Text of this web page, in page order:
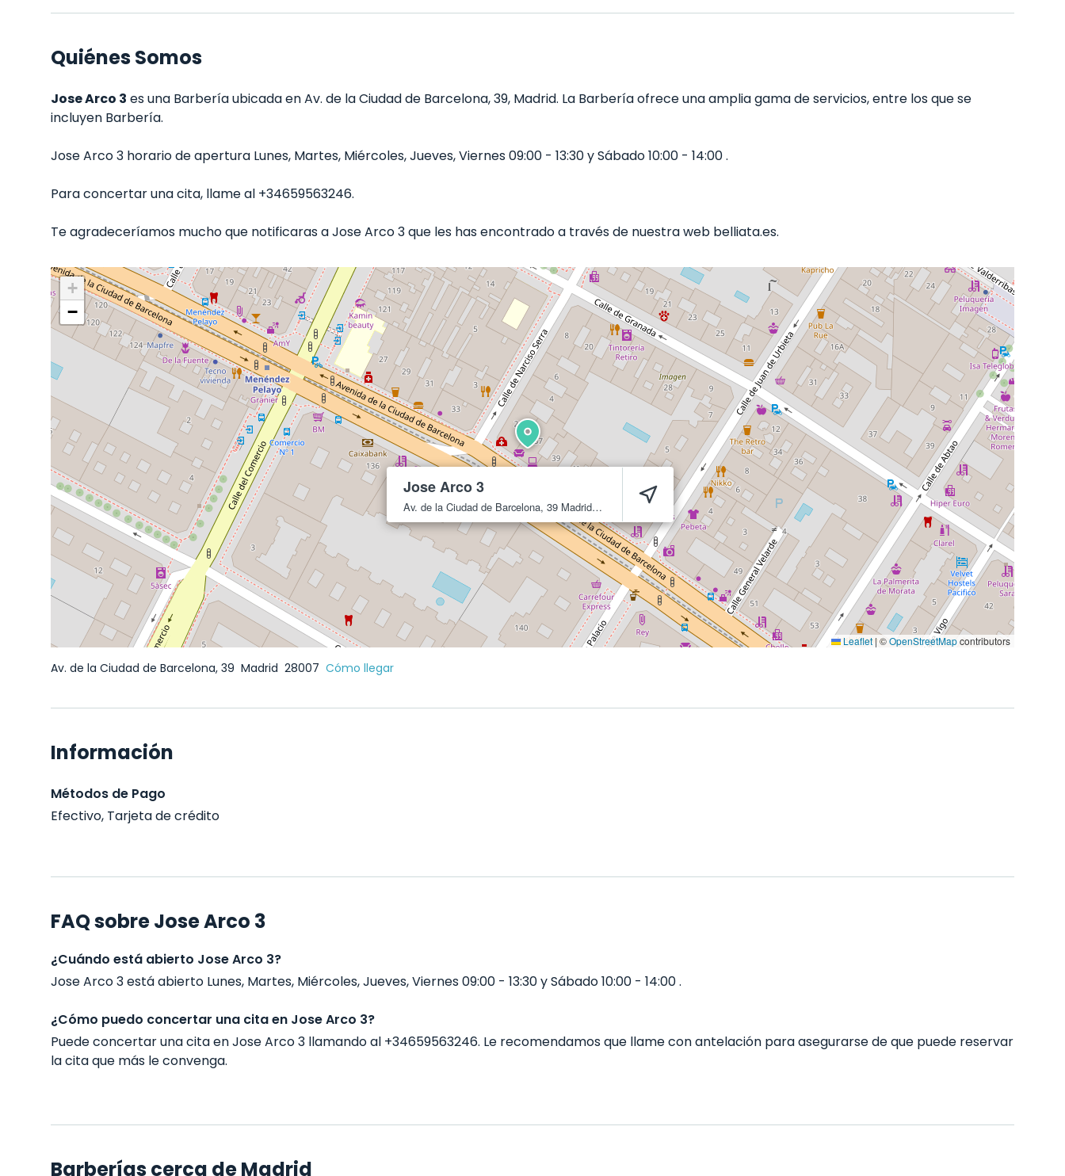
Quiénes Somos
Jose Arco 3 es una Barbería ubicada en Av. de la Ciudad de Barcelona, 39, Madrid. La Barbería ofrece una amplia gama de servicios, entre los que se
incluyen Barbería.
Jose Arco 3 horario de apertura Lunes, Martes, Miércoles, Jueves, Viernes 09:00 - 13:30 y Sábado 10:00 - 14:00 .
Para concertar una cita, llame al +34659563246.
Te agradeceríamos mucho que notificaras a Jose Arco 3 que les has encontrado a través de nuestra web belliata.es.
Jose Arco 3
Av. de la Ciudad de Barcelona, 39 Madrid 28007
+
−
Leaflet|©OpenStreetMapcontributors
Av. de la Ciudad de Barcelona, 39 Madrid 28007 Cómo llegar
Información
Métodos de Pago
Efectivo, Tarjeta de crédito
FAQ sobre Jose Arco 3
¿Cuándo está abierto Jose Arco 3?
Jose Arco 3 está abierto Lunes, Martes, Miércoles, Jueves, Viernes 09:00 - 13:30 y Sábado 10:00 - 14:00 .
¿Cómo puedo concertar una cita en Jose Arco 3?
Puede concertar una cita en Jose Arco 3 llamando al +34659563246. Le recomendamos que llame con antelación para asegurarse de que puede reservar
la cita que más le convenga.
Barberías cerca de Madrid